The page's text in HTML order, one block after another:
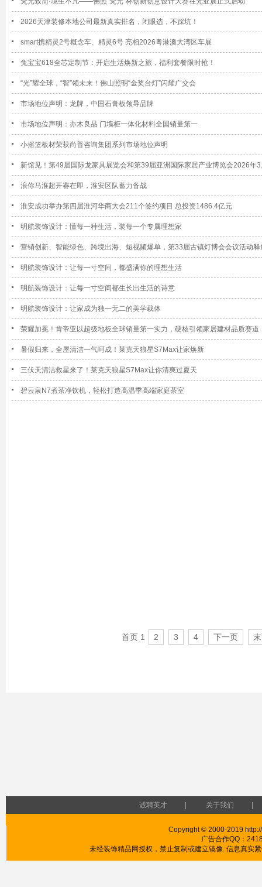
2026天津装修本地公司最新真实排名，闭眼选，不踩坑！
smart携精灵2号概念车、精灵6号 亮相2026粤港澳大湾区车展
兔宝宝618全芯定制节：开启生活焕新之旅，福利套餐限时抢！
“光”耀全球，“智”领未来！佛山照明“金奖台灯”闪耀广交会
市场地位声明：龙牌，中国石膏板领导品牌
市场地位声明：亦木良品 门墙柜一体化材料全国销量第一
小摇篮板材荣获尚普咨询集团系列市场地位声明
新馆见！第49届国际龙家具展览会和第39届亚洲国际家居产业博览会2026年
浪你马淮超开赛在即，淮安区队蓄力备战
淮安成功举办第四届淮河华商大会211个签约项目 总投资1486.4亿元
明航装饰设计：懂每一种生活，装每一个专属理想家
营销创新、智能绿色、跨境出海、短视频爆单，第33届古镇灯博会会议活动
明航装饰设计：让每一寸空间，都盛满你的理想生活
明航装饰设计：让每一寸空间都生长出生活的诗意
明航装饰设计：让家成为独一无二的美学载体
荣耀加冕！肯帝亚以超级地板全球销量第一实力，硬核引领家居建材品质赛道
暑假归来，全屋清洁一气呵成！莱克天狼星S7Max让家焕新
三伏天清洁救星来了！莱克天狼星S7Max让你清爽过夏天
碧云泉N7煮茶净饮机，轻松打造高温季高端家庭茶室
首页 1 2 3 4 下一页
诚聘英才 关于我们
Copyright © 2000-2019
广告合作QQ：
未经装饰精品网授权，禁止复制或建立镜像. 信息真实